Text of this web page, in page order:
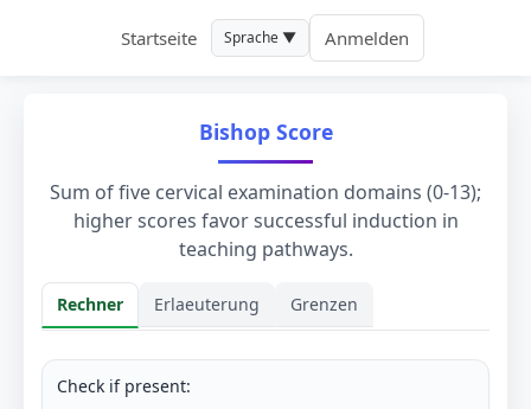
Startseite Sprache ▼ Anmelden
Bishop Score
Sum of five cervical examination domains (0-13);
higher scores favor successful induction in
teaching pathways.
Rechner Erlaeuterung Grenzen
Rechner
Check if present: